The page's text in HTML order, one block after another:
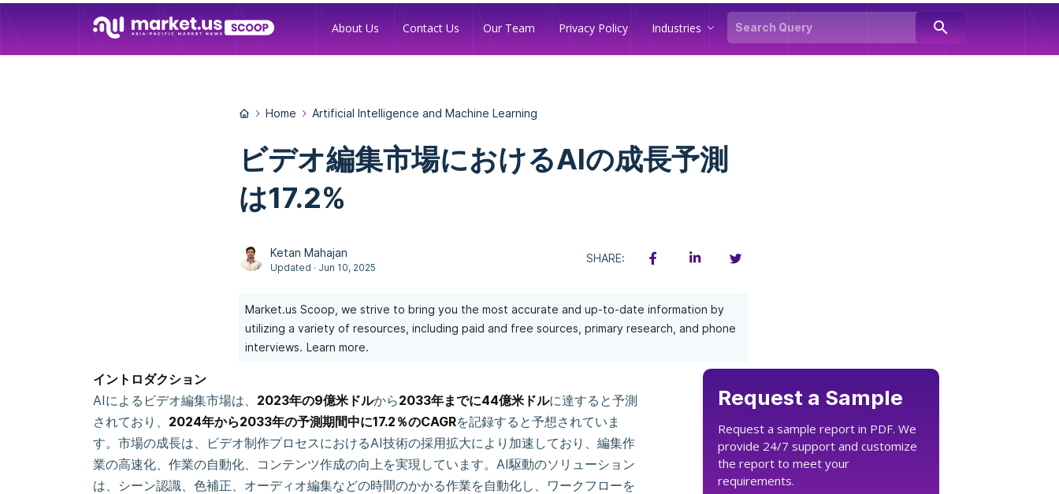
About Us Contact Us Our Team Privacy Policy Industries search
Home Artificial Intelligence and Machine Learning
ビデオ編集市場におけるAIの成長予測
は17.2%
Ketan Mahajan
Updated · Jun 10, 2025
SHARE:
Market.us Scoop, we strive to bring you the most accurate and up-to-date information by
utilizing a variety of resources, including paid and free sources, primary research, and phone
interviews. Learn more.
イントロダクション
AIによるビデオ編集市場は、 2023年の9億米ドルから2033年までに44億米ドルに達すると予測
されており、 2024年から2033年の予測期間中に17.2％のCAGRを記録すると予想されていま
す。市場の成長は、ビデオ制作プロセスにおけるAI技術の採用拡大により加速しており、編集作
業の高速化、作業の自動化、コンテンツ作成の向上を実現しています。AI駆動のソリューション
は、シーン認識、色補正、オーディオ編集などの時間のかかる作業を自動化し、ワークフローを
Request a Sample
Request a sample report in PDF. We
provide 24/7 support and customize
the report to meet your
requirements.